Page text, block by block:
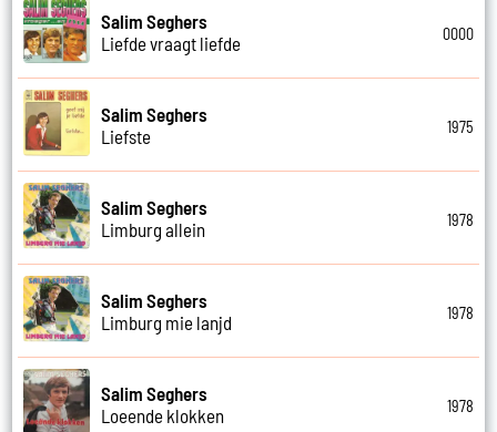
Salim Seghers
Liefde vraagt liefde
0000
Salim Seghers
Liefste
1975
Salim Seghers
Limburg allein
1978
Salim Seghers
Limburg mie lanjd
1978
Salim Seghers
Loeende klokken
1978